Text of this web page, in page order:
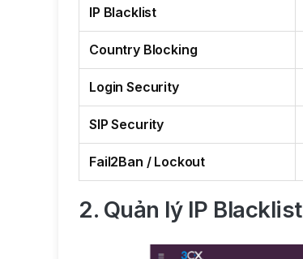
IP Blacklist
Country Blocking
Login Security
SIP Security
Fail2Ban / Lockout
2. Quản lý IP Blacklist